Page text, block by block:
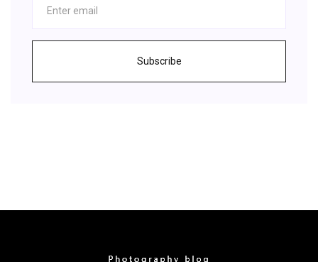
Subscribe